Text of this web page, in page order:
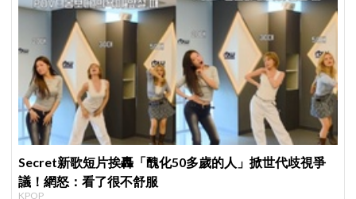
Secret新歌短片挨轟「醜化50多歲的人」掀世代歧視爭
議！網怒：看了很不舒服
KPOP